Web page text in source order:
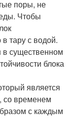
поры, не
Чтобы
тару с водой.
в существенном
блока
является
со временем
с каждым